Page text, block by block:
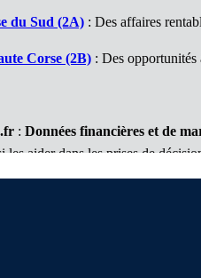
du Sud (2A) : Des affaires
Corse (2B) : Des opportunités
: Données financières et de
aider dans les prises de